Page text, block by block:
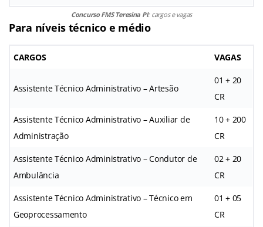
Concurso FMS Teresina PI: cargos e vagas
Para níveis técnico e médio
CARGOS VAGAS
Assistente Técnico Administrativo – Artesão
01 + 20
CR
Assistente Técnico Administrativo – Auxiliar de
Administração
10 + 200
CR
Assistente Técnico Administrativo – Condutor de
Ambulância
02 + 20
CR
Assistente Técnico Administrativo – Técnico em
Geoprocessamento
01 + 05
CR